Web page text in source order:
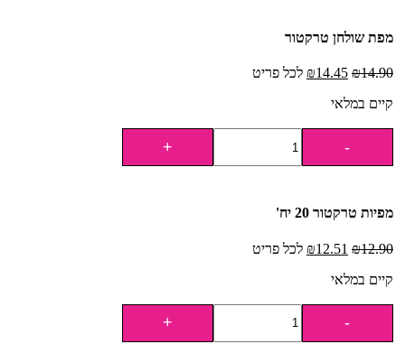
מפת שולחן טרקטור
₪14.90
₪14.45
לכל פריט
קיים במלאי
מפיות טרקטור 20 יח'
₪12.90
₪12.51
לכל פריט
קיים במלאי